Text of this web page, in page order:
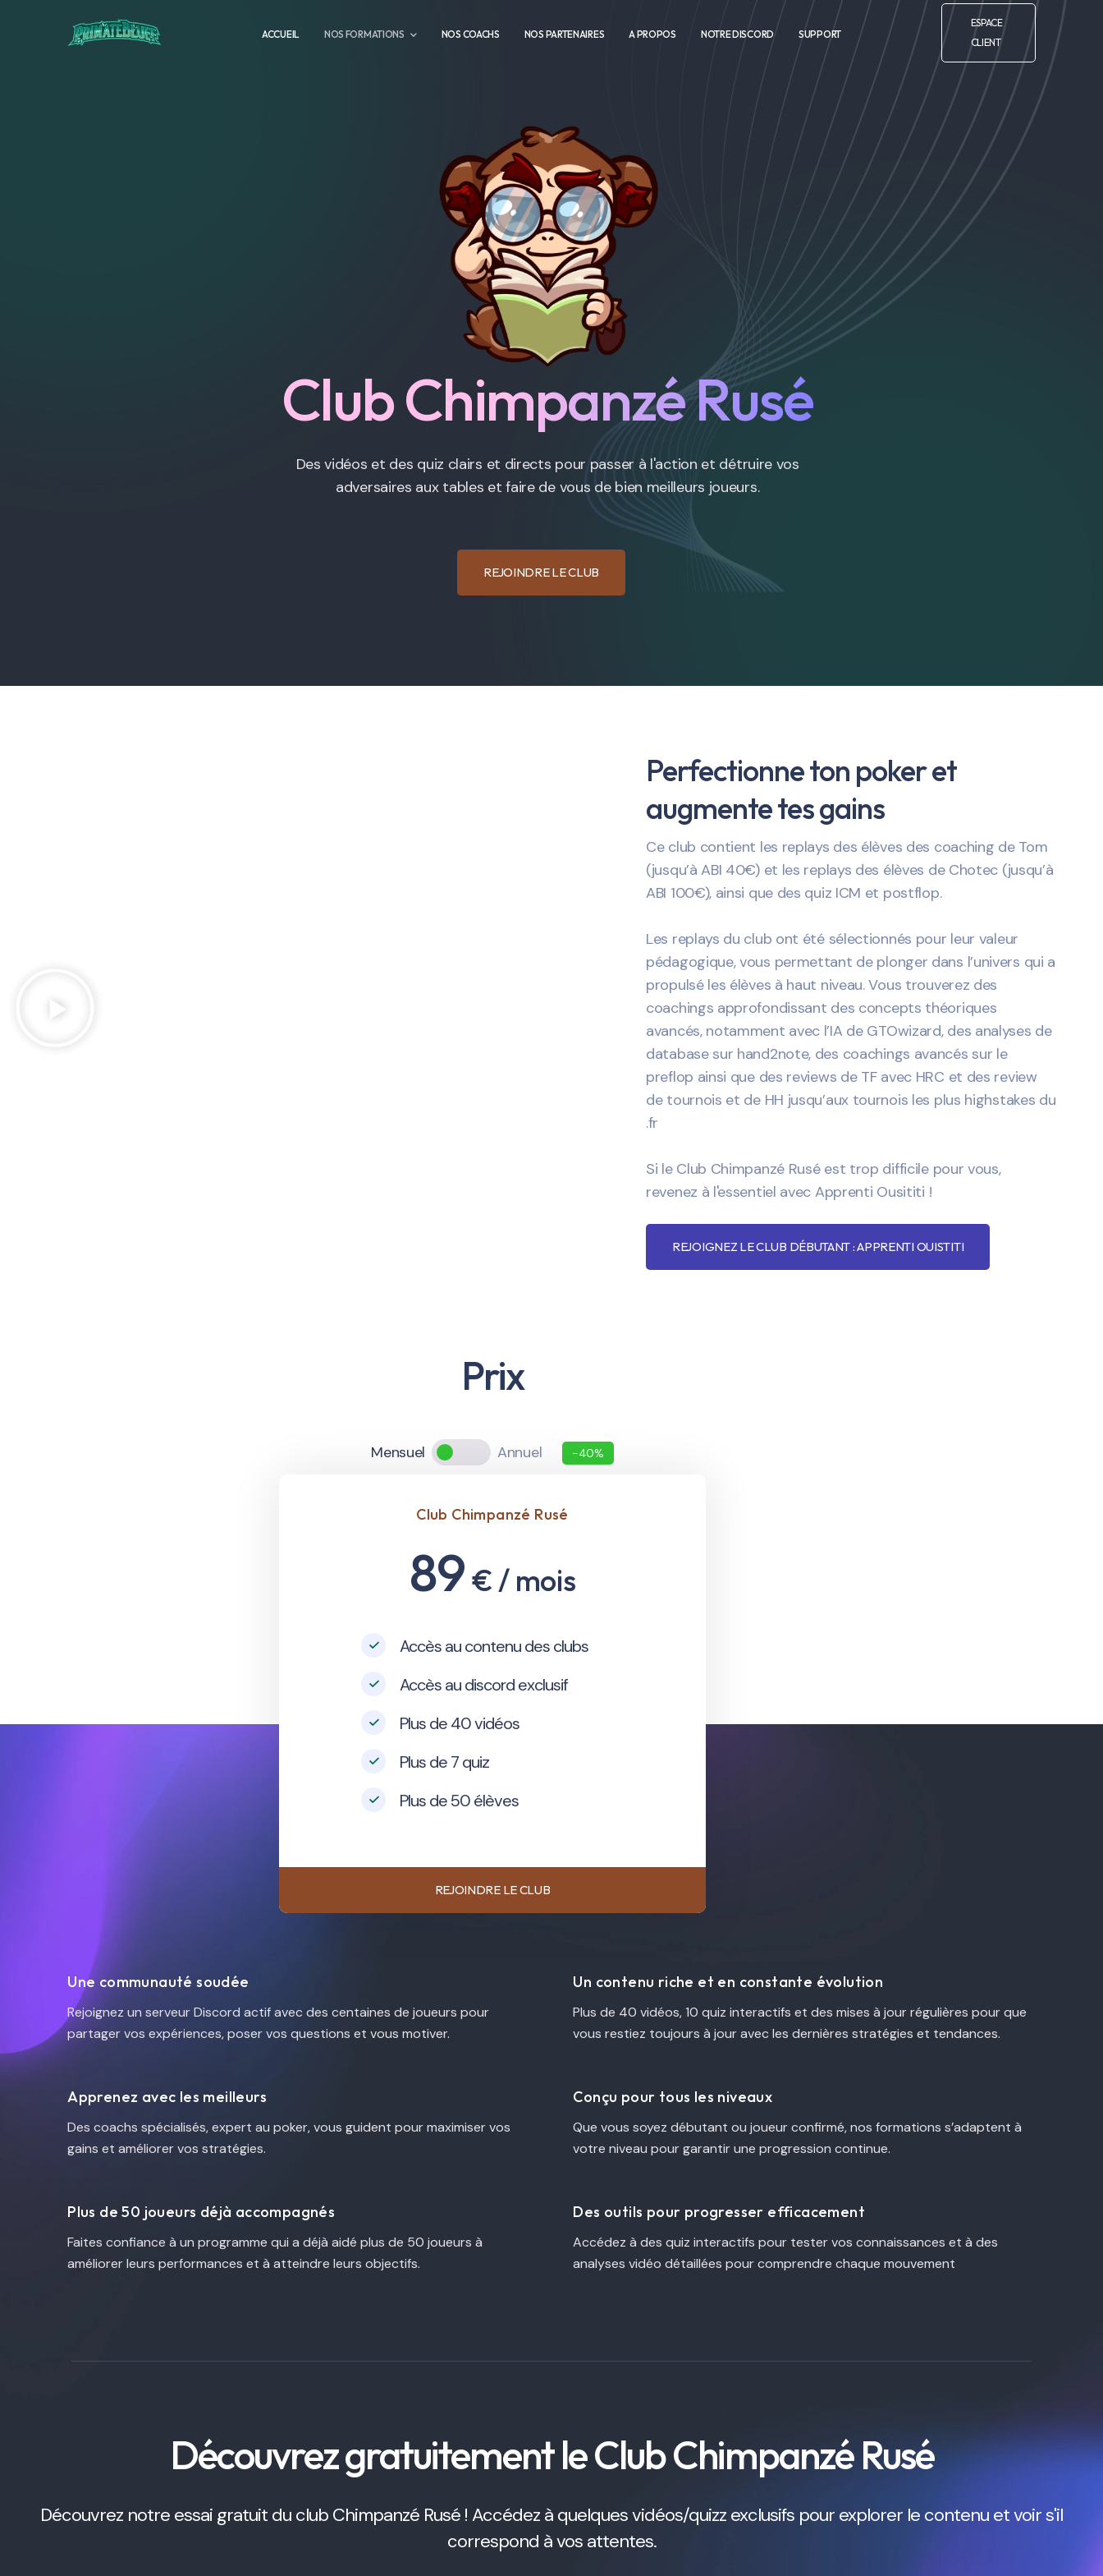
ACCUEIL NOS FORMATIONS NOS COACHS NOS PARTENAIRES A PROPOS NOTRE DISCORD SUPPORT
ESPACE
CLIENT
Club Chimpanzé Rusé
Des vidéos et des quiz clairs et directs pour passer à l'action et détruire vos
adversaires aux tables et faire de vous de bien meilleurs joueurs.
REJOINDRE LE CLUB
Perfectionne ton poker et
augmente tes gains
Ce club contient les replays des élèves des coaching de Tom
(jusqu’à ABI 40€) et les replays des élèves de Chotec (jusqu’à
ABI 100€), ainsi que des quiz ICM et postflop.
Les replays du club ont été sélectionnés pour leur valeur
pédagogique, vous permettant de plonger dans l’univers qui a
propulsé les élèves à haut niveau. Vous trouverez des
coachings approfondissant des concepts théoriques
avancés, notamment avec l’IA de GTOwizard, des analyses de
database sur hand2note, des coachings avancés sur le
preflop ainsi que des reviews de TF avec HRC et des review
de tournois et de HH jusqu’aux tournois les plus highstakes du
.fr
Si le Club Chimpanzé Rusé est trop difficile pour vous,
revenez à l'essentiel avec Apprenti Ousititi !
REJOIGNEZ LE CLUB DÉBUTANT : APPRENTI OUISTITI
Prix
Mensuel Annuel -40%
Club Chimpanzé Rusé
89 €/ mois
Accès au contenu des clubs
Accès au discord exclusif
Plus de 40 vidéos
Plus de 7 quiz
Plus de 50 élèves
REJOINDRE LE CLUB
Une communauté soudée
Rejoignez un serveur Discord actif avec des centaines de joueurs pour
partager vos expériences, poser vos questions et vous motiver.
Apprenez avec les meilleurs
Des coachs spécialisés, expert au poker, vous guident pour maximiser vos
gains et améliorer vos stratégies.
Plus de 50 joueurs déjà accompagnés
Faites confiance à un programme qui a déjà aidé plus de 50 joueurs à
améliorer leurs performances et à atteindre leurs objectifs.
Un contenu riche et en constante évolution
Plus de 40 vidéos, 10 quiz interactifs et des mises à jour régulières pour que
vous restiez toujours à jour avec les dernières stratégies et tendances.
Conçu pour tous les niveaux
Que vous soyez débutant ou joueur confirmé, nos formations s’adaptent à
votre niveau pour garantir une progression continue.
Des outils pour progresser efficacement
Accédez à des quiz interactifs pour tester vos connaissances et à des
analyses vidéo détaillées pour comprendre chaque mouvement
Découvrez gratuitement le Club Chimpanzé Rusé
Découvrez notre essai gratuit du club Chimpanzé Rusé ! Accédez à quelques vidéos/quizz exclusifs pour explorer le contenu et voir s'il
correspond à vos attentes.